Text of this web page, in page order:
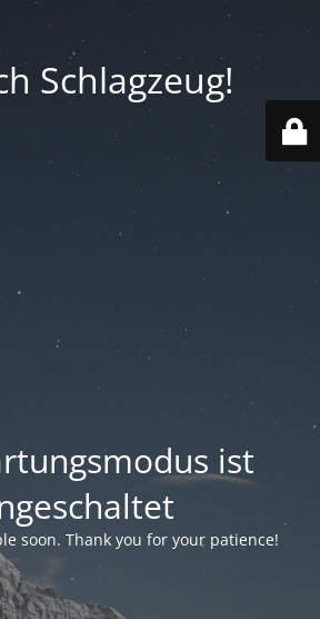
Schlagzeug!
ist
soon. Thank you for your patience!